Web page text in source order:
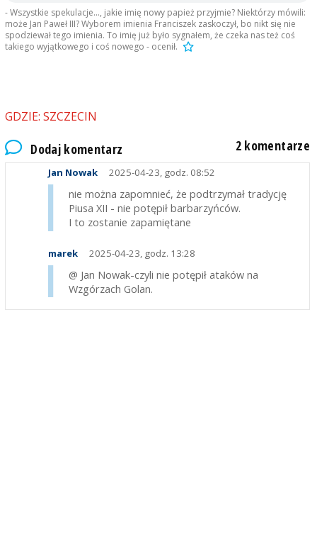
- Wszystkie spekulacje..., jakie imię nowy papież przyjmie? Niektórzy mówili:
może Jan Paweł III? Wyborem imienia Franciszek zaskoczył, bo nikt się nie
spodziewał tego imienia. To imię już było sygnałem, że czeka nas też coś
takiego wyjątkowego i coś nowego - ocenił.
GDZIE: SZCZECIN
Dodaj komentarz 2 komentarze
Jan Nowak 2025-04-23, godz. 08:52
nie można zapomnieć, że podtrzymał tradycję
Piusa XII - nie potępił barbarzyńców.
I to zostanie zapamiętane
marek 2025-04-23, godz. 13:28
@ Jan Nowak-czyli nie potępił ataków na
Wzgórzach Golan.